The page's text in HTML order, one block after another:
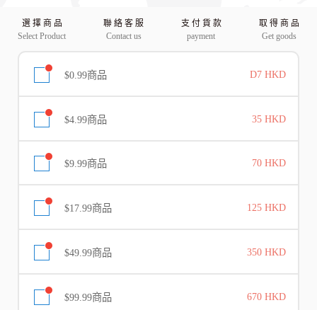
選 擇 商 品
Select Product
聯 絡 客 服
Contact us
支 付 貨 款
payment
取 得 商 品
Get goods
$0.99商品 D7 HKD
$4.99商品 35 HKD
$9.99商品 70 HKD
$17.99商品 125 HKD
$49.99商品 350 HKD
$99.99商品 670 HKD